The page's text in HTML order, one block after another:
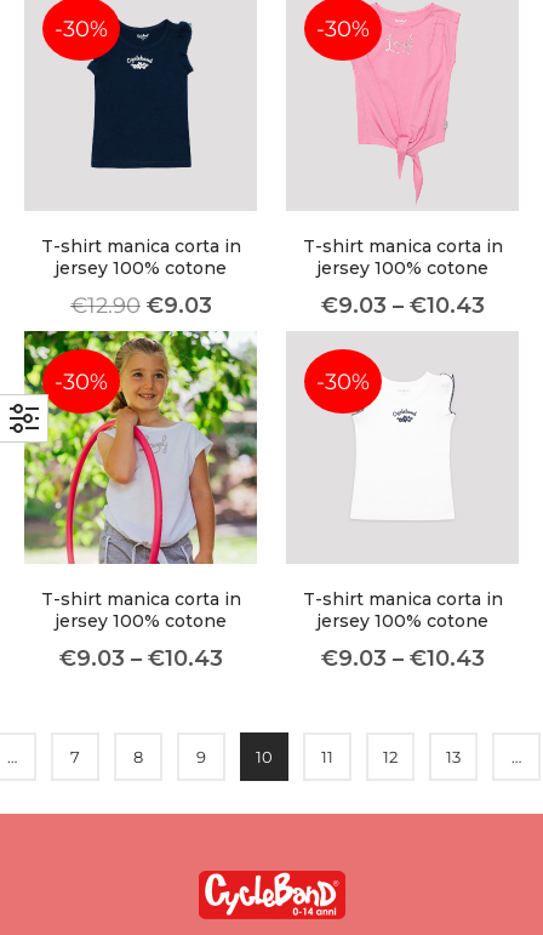
-30%
T-shirt manica corta in
jersey 100% cotone
€12.90 €9.03
-30%
T-shirt manica corta in
jersey 100% cotone
€9.03 – €10.43
-30%
T-shirt manica corta in
jersey 100% cotone
€9.03 – €10.43
-30%
T-shirt manica corta in
jersey 100% cotone
€9.03 – €10.43
… 7 8 9 10 11 12 13 …